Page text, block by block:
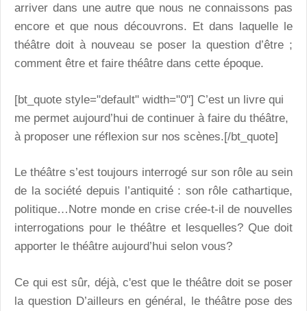
arriver dans une autre que nous ne connaissons pas
encore et que nous découvrons. Et dans laquelle le
théâtre doit à nouveau se poser la question d’être ;
comment être et faire théâtre dans cette époque.
[bt_quote style="default" width="0"] C’est un livre qui
me permet aujourd’hui de continuer à faire du théâtre,
à proposer une réflexion sur nos scènes.[/bt_quote]
Le théâtre s’est toujours interrogé sur son rôle au sein
de la société depuis l’antiquité : son rôle cathartique,
politique…Notre monde en crise crée-t-il de nouvelles
interrogations pour le théâtre et lesquelles? Que doit
apporter le théâtre aujourd’hui selon vous?
Ce qui est sûr, déjà, c'est que le théâtre doit se poser
la question D’ailleurs en général, le théâtre pose des